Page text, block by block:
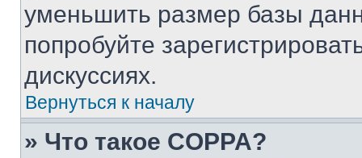
уменьшить размер базы
попробуйте
дискуссиях.
Вернуться к началу
» Что такое COPPA?